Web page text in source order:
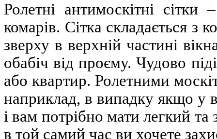
Ролетні антимоскітні
комарів. Сітка складається з
зверху в верхній частині
обабіч від проєму. Чудово
або квартир. Ролетними
наприклад, в випадку якщо у
і вам потрібно мати легкий
в той самий час ви хочете